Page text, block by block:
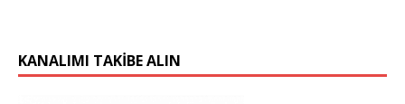
KANALIMI TAKIBE ALIN